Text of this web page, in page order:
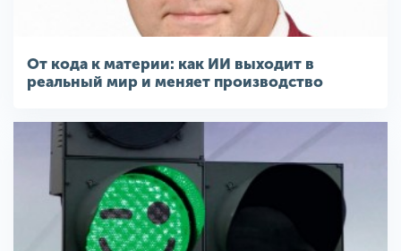
От кода к материи: как ИИ выходит в
реальный мир и меняет производство